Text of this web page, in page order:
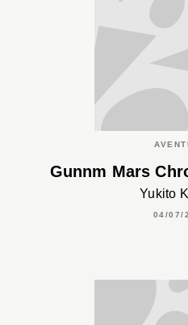
Gunnm Mars
Yukito
04/07/